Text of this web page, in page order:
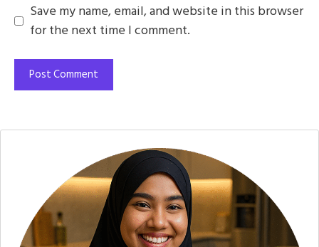
Save my name, email, and website in this browser
for the next time I comment.